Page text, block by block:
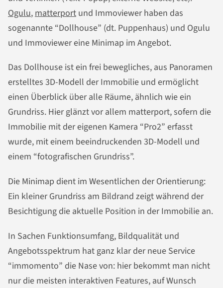
Ogulu, matterport und Immoviewer haben das
sogenannte “Dollhouse” (dt. Puppenhaus) und Ogulu
und Immoviewer eine Minimap im Angebot.
Das Dollhouse ist ein frei bewegliches, aus Panoramen
erstelltes 3D-Modell der Immobilie und ermöglicht
einen Überblick über alle Räume, ähnlich wie ein
Grundriss. Hier glänzt vor allem matterport, sofern die
Immobilie mit der eigenen Kamera “Pro2” erfasst
wurde, mit einem beeindruckenden 3D-Modell und
einem “fotografischen Grundriss”.
Die Minimap dient im Wesentlichen der Orientierung:
Ein kleiner Grundriss am Bildrand zeigt während der
Besichtigung die aktuelle Position in der Immobilie an.
In Sachen Funktionsumfang, Bildqualität und
Angebotsspektrum hat ganz klar der neue Service
“immomento” die Nase von: hier bekommt man nicht
nur die meisten interaktiven Features, auf Wunsch